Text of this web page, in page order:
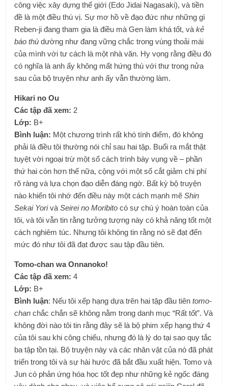
công việc xây dựng thế giới (Edo Jidai Nagasaki), và tiền
đề là một điều thú vị. Sự mơ hồ về đạo đức như những gì
Reben-ji đang tham gia là điều mà Gen làm khá tốt, vàkẻ
báo thù dường như đang vững chắc trong vùng thoải mái
của mình với tư cách là một nhà văn. Hy vọng rằng điều đó
có nghĩa là anh ấy không mất hứng thú với thư trong nửa
sau của bộ truyện như anh ấy vẫn thường làm.
Hikari no Ou
Các tập đã xem: 2
Lớp: B+
Bình luận: Một chương trình rất khó tính điểm, đó không
phải là điều tôi thường nói chỉ sau hai tập. Buổi ra mắt thật
tuyệt vời ngoại trừ một số cách trình bày vụng về – phần
thứ hai còn hơn thế nữa, cộng với một số cắt giảm chi phí
rõ ràng và lựa chọn đạo diễn đáng ngờ. Bất kỳ bộ truyện
nào khiến tôi nhớ đến điều này một cách mạnh mẽShin
Sekai Yorivà Seirei no Moribito có sự chú ý hoàn toàn của
tôi, và tôi vẫn tin rằng tưởng tượng này có khả năng tốt một
cách nghiêm túc. Nhưng tôi không tin rằng nó sẽ đạt đến
mức đó như tôi đã đạt được sau tập đầu tiên.
Tomo-chan wa Onnanoko!
Các tập đã xem:4
Lớp: B+
Bình luận: Nếu tôi xếp hạng dựa trên hai tập đầu tiêntomo-
chan chắc chắn sẽ không nằm trong danh mục “Rất tốt”. Và
không đời nào tôi tin rằng đây sẽ là bộ phim xếp hạng thứ 4
của tôi sau khi công chiếu, nhưng đó là lý do tại sao quy tắc
ba tập tồn tại. Bộ truyện này và các nhân vật của nó đã phát
triển trong tôi và sự hài hước đã bắt đầu xuất hiện. Tomo và
Jun có phản ứng hóa học tốt đẹp như những kẻ ngốc đáng